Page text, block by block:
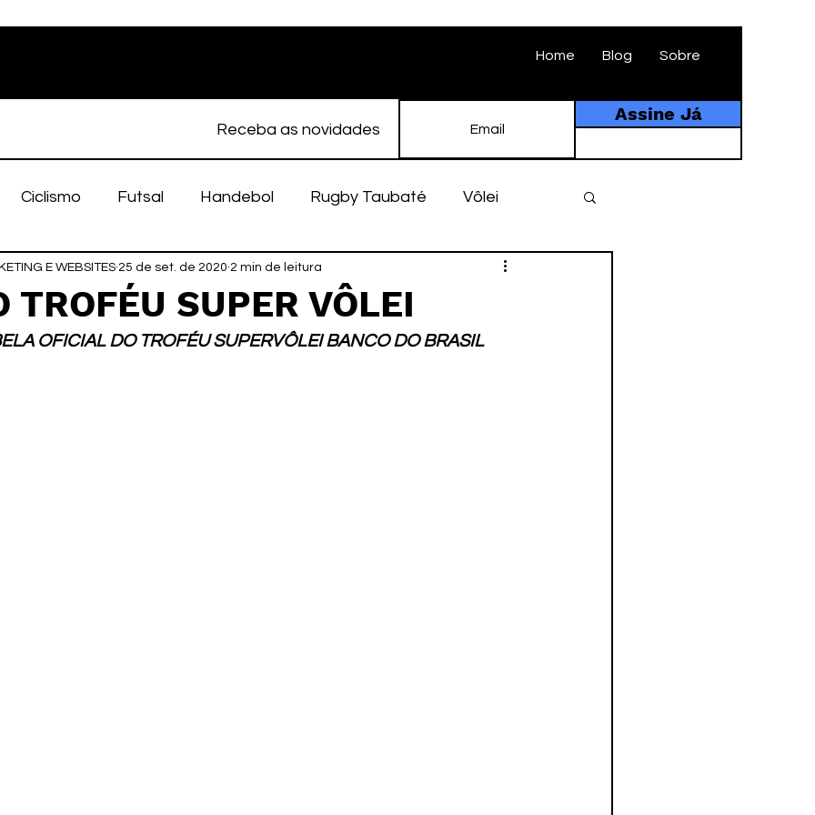
Home Blog Sobre
Receba as novidades
Assine Já
Ciclismo Futsal Handebol Rugby Taubaté Vôlei
Feminino Atletismo EC Taubaté História
Taubaté Fut7 Rugby Fut7 futebol amador
TROFÉU SUPER VÔLEI
E WEBSITES 25 de set. de 2020 2 min de leitura
OFICIAL DO TROFÉU SUPERVÔLEI BANCO DO BRASIL